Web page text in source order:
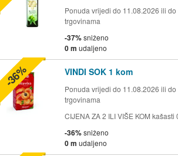
Ponuda vrijedi do 11.08.2026 ili
trgovinama
-37%sniženo
0 m udaljeno
VINDI SOK 1 kom
Ponuda vrijedi do 11.08.2026 ili
trgovinama
CIJENA ZA 2 ILI VIŠE KOM
-36%sniženo
0 m udaljeno
-36%